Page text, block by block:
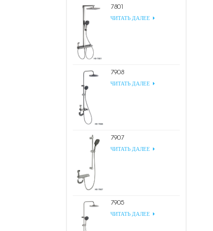
7801
ЧИТАТЬ ДАЛЕЕ
7908
ЧИТАТЬ ДАЛЕЕ
7907
ЧИТАТЬ ДАЛЕЕ
7905
ЧИТАТЬ ДАЛЕЕ